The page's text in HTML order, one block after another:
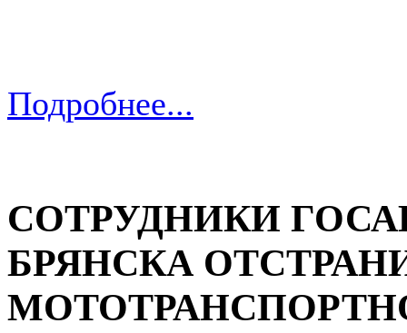
Подробнее...
СОТРУДНИКИ
БРЯНСКА